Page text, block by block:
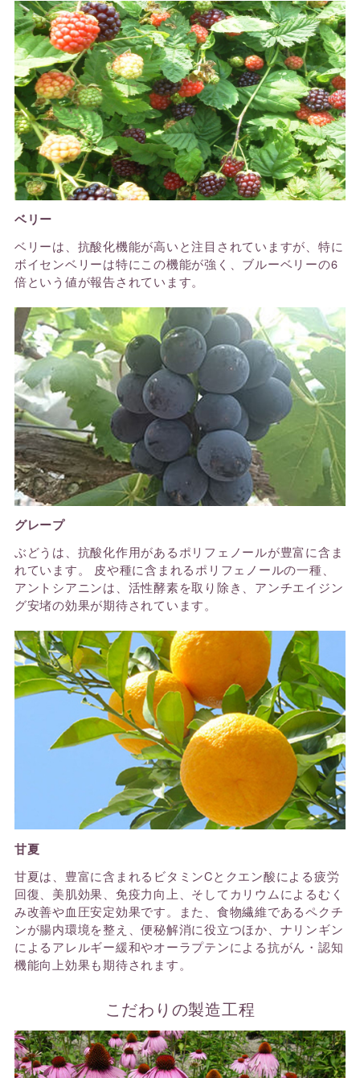
ベリー
ベリーは、抗酸化機能が高いと注目されていますが、特に
ボイセンベリーは特にこの機能が強く、ブルーベリーの6
倍という値が報告されています。
グレープ
ぶどうは、抗酸化作用があるポリフェノールが豊富に含ま
れています。 皮や種に含まれるポリフェノールの一種、
アントシアニンは、活性酵素を取り除き、アンチエイジン
グ安堵の効果が期待されています。
甘夏
甘夏は、豊富に含まれるビタミンCとクエン酸による疲労
回復、美肌効果、免疫力向上、そしてカリウムによるむく
み改善や血圧安定効果です。また、食物繊維であるペクチ
ンが腸内環境を整え、便秘解消に役立つほか、ナリンギン
によるアレルギー緩和やオーラプテンによる抗がん・認知
機能向上効果も期待されます。
こだわりの製造工程